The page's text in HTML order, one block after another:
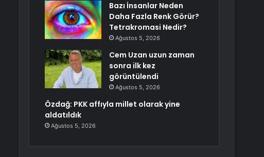
Bazı İnsanlar Neden
Daha Fazla Renk Görür?
Tetrakromasi Nedir?
Ağustos 5, 2026
Cem Uzan uzun zaman
sonra ilk kez
görüntülendi
Ağustos 5, 2026
Özdağ: PKK affıyla millet olarak yine
aldatıldık
Ağustos 5, 2026